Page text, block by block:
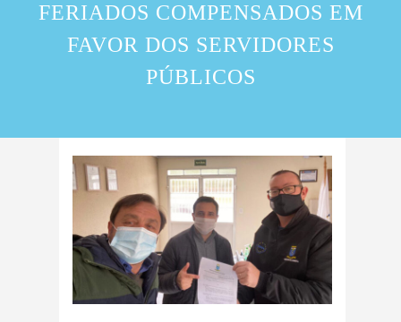
FERIADOS COMPENSADOS EM
FAVOR DOS SERVIDORES
PÚBLICOS